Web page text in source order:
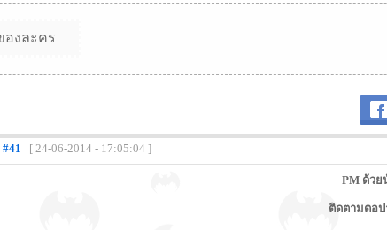
องละคร
#41 [ 24-06-2014 - 17:05:04 ]
PM ด้ว
ติดตามตอป